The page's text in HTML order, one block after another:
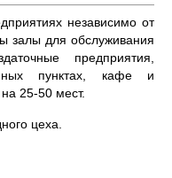
независимо от
залы для обслуживания
предприятия,
пунктах, кафе и
25-50 мест.
цеха.